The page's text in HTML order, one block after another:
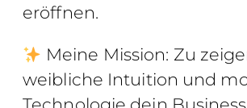
eröffnen.
Meine Mission: Zu
weibliche Intuition und